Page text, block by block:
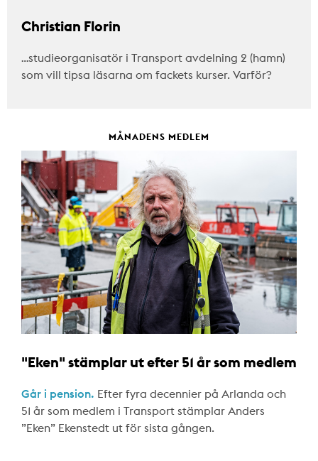
Christian Florin
…studieorganisatör i Transport avdelning 2 (hamn)
som vill tipsa läsarna om fackets kurser. Varför?
MÅNADENS MEDLEM
"Eken" stämplar ut efter 51 år som medlem
Går i pension. Efter fyra decennier på Arlanda och
51 år som medlem i Transport stämplar Anders
”Eken” Ekenstedt ut för sista gången.